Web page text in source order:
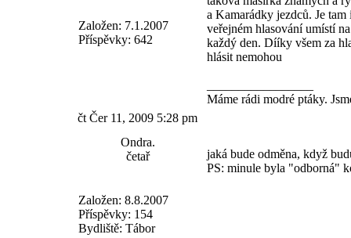
Založen: 7.1.2007
Příspěvky: 642
a Kamarádky jezdců. Je
veřejném hlasování umístí
každý den. Dííky všem za
hlásit nemohou
Máme rádi modré ptáky.
čt Čer 11, 2009 5:28 pm
Ondra.
četař
Založen: 8.8.2007
Příspěvky: 154
Bydliště: Tábor
jaká bude odměna, když
PS: minule byla "odborná"